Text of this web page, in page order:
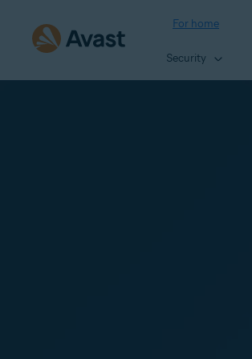
For home
Security